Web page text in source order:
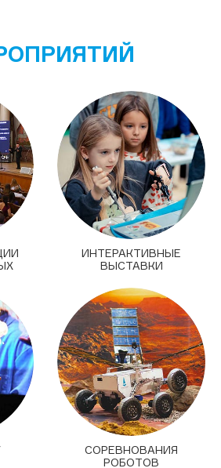
ИНТЕРАКТИВНЫЕ
ВЫСТАВКИ
СОРЕВНОВАНИЯ
РОБОТОВ